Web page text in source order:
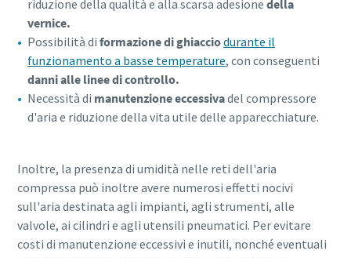
riduzione della qualità e alla scarsa adesionedella
vernice.
Possibilità di formazione di ghiacciodurante il
funzionamento a basse temperature, con conseguenti
danni alle linee di controllo.
Necessità di manutenzione eccessivadel compressore
d'aria e riduzione della vita utile delle apparecchiature.
Inoltre, la presenza di umidità nelle reti dell'aria
compressa può inoltre avere numerosi effetti nocivi
sull'aria destinata agli impianti, agli strumenti, alle
valvole, ai cilindri e agli utensili pneumatici. Per evitare
costi di manutenzione eccessivi e inutili, nonché eventuali